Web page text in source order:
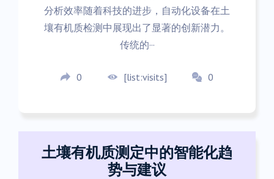
分析效率随着科技的进步，自动化设备在土
壤有机质检测中展现出了显著的创新潜力。
传统的···
0 [list:visits] 0
土壤有机质测定中的智能化趋
势与建议